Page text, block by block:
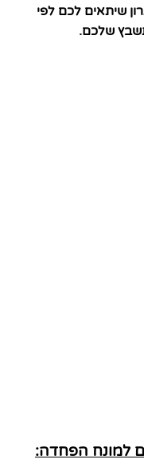
שיתאים לכם לפי
שלכם.
למונח הפחדה: